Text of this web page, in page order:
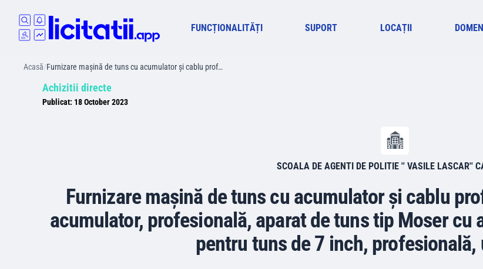
FUNCȚIONALITĂȚI SUPORT LOCAȚII
Acasă/Furnizare mașină de tuns cu acumulator și cablu prof…
Achizitii directe
Publicat: 18 October 2023
SCOALA DE AGENTI DE POLITIE '' VASILE LASCAR''
Furnizare mașină de tuns cu acumulator și cablu
acumulator, profesională, aparat de tuns tip Moser
pentru tuns de 7 inch, profesională,